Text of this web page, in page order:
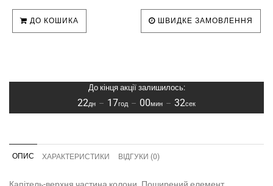
ДО КОШИКА ШВИДКЕ ЗАМОВЛЕННЯ
До кінця акції залишилось:
22дн – 17год – 00мин – 31сек
ОПИС ХАРАКТЕРИСТИКИ ВІДГУКИ (0)
Капітель-верхня частина колони. Поширений елемент